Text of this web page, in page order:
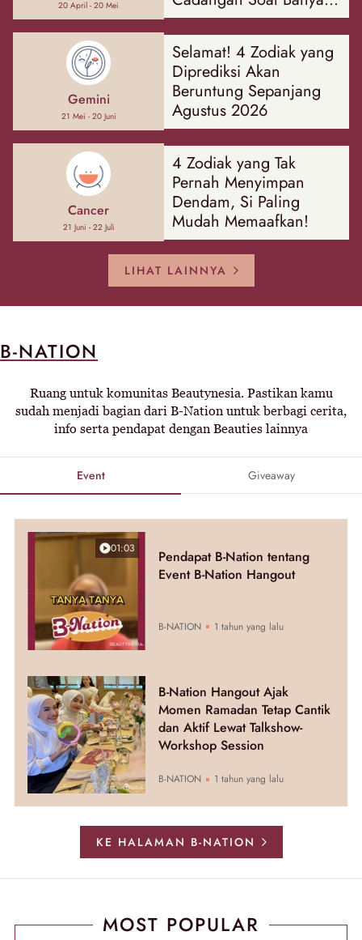
20 April - 20 Mei
Hal
Gemini
21 Mei - 20 Juni
Selamat! 4 Zodiak yang
Diprediksi Akan
Beruntung Sepanjang
Agustus 2026
Cancer
21 Juni - 22 Juli
4 Zodiak yang Tak
Pernah Menyimpan
Dendam, Si Paling
Mudah Memaafkan!
LIHAT LAINNYA
B-NATION
Ruang untuk komunitas Beautynesia. Pastikan kamu
sudah menjadi bagian dari B-Nation untuk berbagi cerita,
info serta pendapat dengan Beauties lainnya
Event Giveaway
01:03
Pendapat B-Nation tentang
Event B-Nation Hangout
B-NATION 1 tahun yang lalu
B-Nation Hangout Ajak
Momen Ramadan Tetap Cantik
dan Aktif Lewat Talkshow-
Workshop Session
B-NATION 1 tahun yang lalu
KE HALAMAN B-NATION
MOST POPULAR